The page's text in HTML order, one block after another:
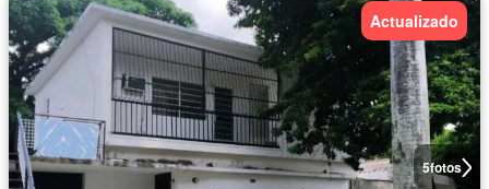
5fotos
Actualizado